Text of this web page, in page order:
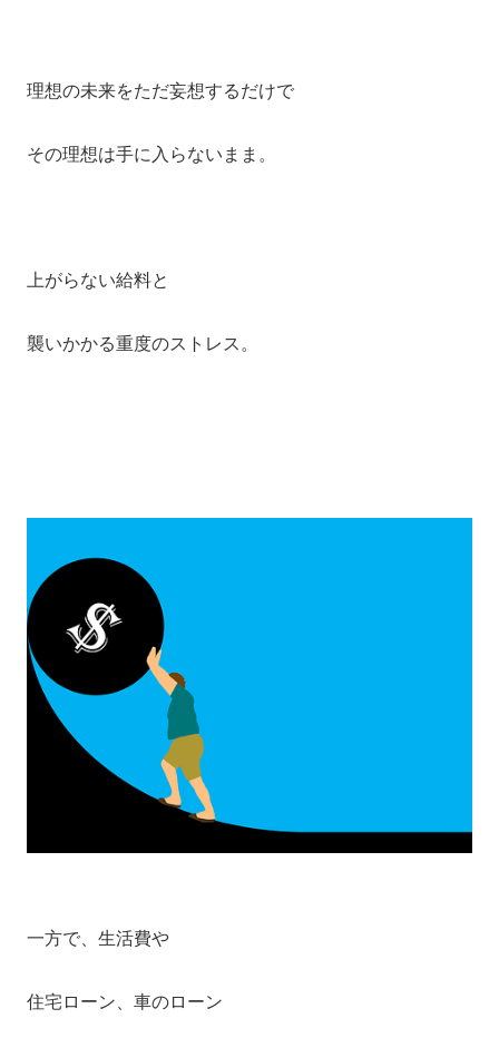
理想の未来をただ妄想するだけで
その理想は手に入らないまま。
上がらない給料と
襲いかかる重度のストレス。
一方で、生活費や
住宅ローン、車のローン